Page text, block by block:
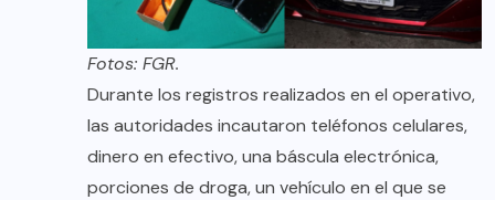
Fotos: FGR.
Durante los registros realizados en el operativo,
las autoridades incautaron teléfonos celulares,
dinero en efectivo, una báscula electrónica,
porciones de droga, un vehículo en el que se